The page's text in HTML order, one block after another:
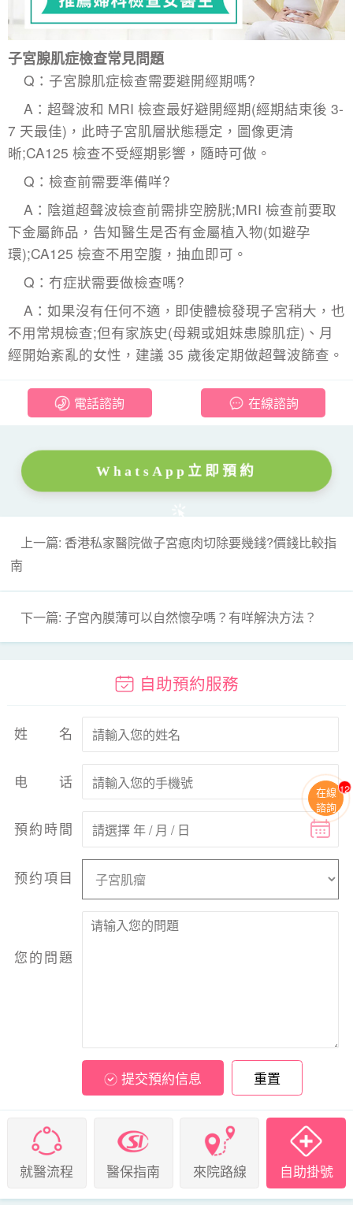
子宮腺肌症檢查常見問題
Q： 子宮腺肌症檢查需要避開經期嗎?​
A：超聲波和 MRI 檢查最好避開經期(經期結束後 3-
7 天最佳)，此時子宮肌層狀態穩定，圖像更清
晰;CA125 檢查不受經期影響，隨時可做。​
Q：檢查前需要準備咩?​
A：陰道超聲波檢查前需排空膀胱;MRI 檢查前要取
下金屬飾品，告知醫生是否有金屬植入物(如避孕
環);CA125 檢查不用空腹，抽血即可。​
Q：冇症狀需要做檢查嗎?​
A：如果沒有任何不適，即使體檢發現子宮稍大，也
不用常規檢查;但有家族史(母親或姐妹患腺肌症)、月
經開始紊亂的女性，建議 35 歲後定期做超聲波篩查。
電話諮詢 在線諮詢
WhatsApp立即預約
上一篇: 香港私家醫院做子宮瘜肉切除要幾錢?價錢比較指
南
下一篇: 子宮內膜薄可以自然懷孕嗎？有咩解決方法？
自助預約服務
姓名
电话
預約時間
预约項目
您的問題
提交預約信息 重置
就醫流程 醫保指南 來院路線 自助掛號
在線
諮詢
11